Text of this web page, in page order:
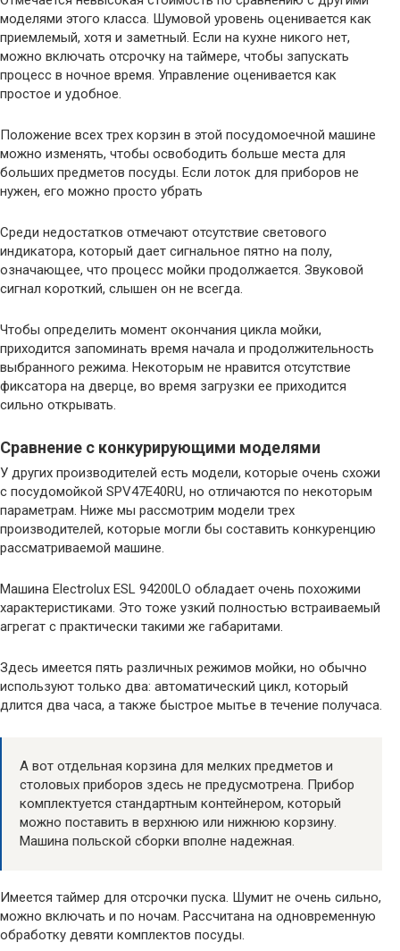
моделями этого класса. Шумовой уровень оценивается как
приемлемый, хотя и заметный. Если на кухне никого нет,
можно включать отсрочку на таймере, чтобы запускать
процесс в ночное время. Управление оценивается как
простое и удобное.
Положение всех трех корзин в этой посудомоечной машине
можно изменять, чтобы освободить больше места для
больших предметов посуды. Если лоток для приборов не
нужен, его можно просто убрать
Среди недостатков отмечают отсутствие светового
индикатора, который дает сигнальное пятно на полу,
означающее, что процесс мойки продолжается. Звуковой
сигнал короткий, слышен он не всегда.
Чтобы определить момент окончания цикла мойки,
приходится запоминать время начала и продолжительность
выбранного режима. Некоторым не нравится отсутствие
фиксатора на дверце, во время загрузки ее приходится
сильно открывать.
Сравнение с конкурирующими моделями
У других производителей есть модели, которые очень схожи
с посудомойкой SPV47E40RU, но отличаются по некоторым
параметрам. Ниже мы рассмотрим модели трех
производителей, которые могли бы составить конкуренцию
рассматриваемой машине.
Машина Electrolux ESL 94200LO обладает очень похожими
характеристиками. Это тоже узкий полностью встраиваемый
агрегат с практически такими же габаритами.
Здесь имеется пять различных режимов мойки, но обычно
используют только два: автоматический цикл, который
длится два часа, а также быстрое мытье в течение получаса.
А вот отдельная корзина для мелких предметов и
столовых приборов здесь не предусмотрена. Прибор
комплектуется стандартным контейнером, который
можно поставить в верхнюю или нижнюю корзину.
Машина польской сборки вполне надежная.
Имеется таймер для отсрочки пуска. Шумит не очень сильно,
можно включать и по ночам. Рассчитана на одновременную
обработку девяти комплектов посуды.